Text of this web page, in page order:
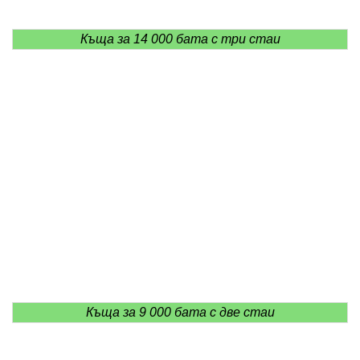
Къща за 14 000 бата с три стаи
Къща за 9 000 бата с две стаи